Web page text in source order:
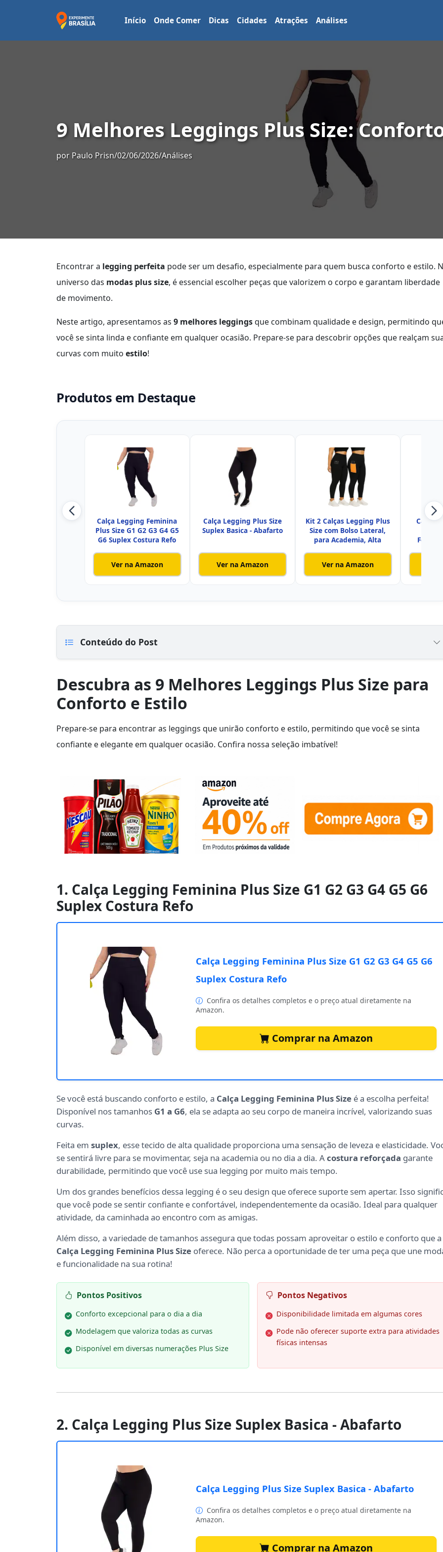
Início Onde Comer Dicas Cidades Atrações Análises
9 Melhores Leggings Plus Size:
por Paulo Prisn/02/06/2026/Análises
Encontrar a legging perfeita pode ser um desafio, especialmente para quem busca conforto e estilo.
universo das modas plus size, é essencial escolher peças que valorizem o corpo e garantam liberdade
de movimento.
Neste artigo, apresentamos as 9 melhores leggingsque combinam qualidade e design, permitindo
você se sinta linda e confiante em qualquer ocasião. Prepare-se para descobrir opções que realçam
curvas com muito estilo!
Produtos em Destaque
Calça Legging Feminina
Plus Size G1 G2 G3 G4 G5
G6 Suplex Costura Refo
Ver na Amazon
Calça Legging Plus Size
Suplex Basica - Abafarto
Ver na Amazon
Kit 2 Calças Legging Plus
Size com Bolso Lateral,
para Academia, Alta
Ver na Amazon
Calça
Conteúdo do Post
Descubra as 9 Melhores Leggings Plus Size para
Conforto e Estilo
Prepare-se para encontrar as leggings que unirão conforto e estilo, permitindo que você se sinta
confiante e elegante em qualquer ocasião. Confira nossa seleção imbatível!
1. Calça Legging Feminina Plus Size G1 G2 G3 G4 G5 G6
Suplex Costura Refo
Calça Legging Feminina Plus Size G1 G2 G3 G4 G5 G6
Suplex Costura Refo
Confira os detalhes completos e o preço atual diretamente na
Amazon.
Comprar na Amazon
Se você está buscando conforto e estilo, a Calça Legging Feminina Plus Size é a escolha perfeita!
Disponível nos tamanhos G1 a G6, ela se adapta ao seu corpo de maneira incrível, valorizando suas
curvas.
Feita em suplex, esse tecido de alta qualidade proporciona uma sensação de leveza e elasticidade.
se sentirá livre para se movimentar, seja na academia ou no dia a dia. Acostura reforçada garante
durabilidade, permitindo que você use sua legging por muito mais tempo.
Um dos grandes benefícios dessa legging é o seu design que oferece suporte sem apertar. Isso
que você pode se sentir confiante e confortável, independentemente da ocasião. Ideal para qualquer
atividade, da caminhada ao encontro com as amigas.
Além disso, a variedade de tamanhos assegura que todas possam aproveitar o estilo e conforto que a
Calça Legging Feminina Plus Size oferece. Não perca a oportunidade de ter uma peça que une
e funcionalidade na sua rotina!
Pontos Positivos
Conforto excepcional para o dia a dia
Modelagem que valoriza todas as curvas
Disponível em diversas numerações Plus Size
Pontos Negativos
Disponibilidade limitada em algumas cores
Pode não oferecer suporte extra para atividades
físicas intensas
2. Calça Legging Plus Size Suplex Basica - Abafarto
Calça Legging Plus Size Suplex Basica - Abafarto
Confira os detalhes completos e o preço atual diretamente na
Amazon.
Comprar na Amazon